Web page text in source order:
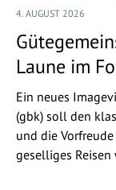
4. AUGUST 2026
Laune im
Ein neues
(gbk) soll den
und die
geselliges Reisen